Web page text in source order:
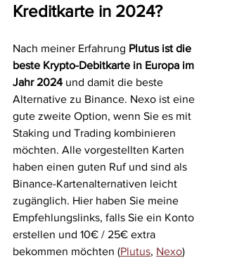
Kreditkarte in 2024?
Nach meiner Erfahrung Plutus ist die
beste Krypto-Debitkarte in Europa im
Jahr 2024 und damit die beste
Alternative zu Binance. Nexo ist eine
gute zweite Option, wenn Sie es mit
Staking und Trading kombinieren
möchten. Alle vorgestellten Karten
haben einen guten Ruf und sind als
Binance-Kartenalternativen leicht
zugänglich. Hier haben Sie meine
Empfehlungslinks, falls Sie ein Konto
erstellen und 10€ / 25€ extra
bekommen möchten (Plutus, Nexo)